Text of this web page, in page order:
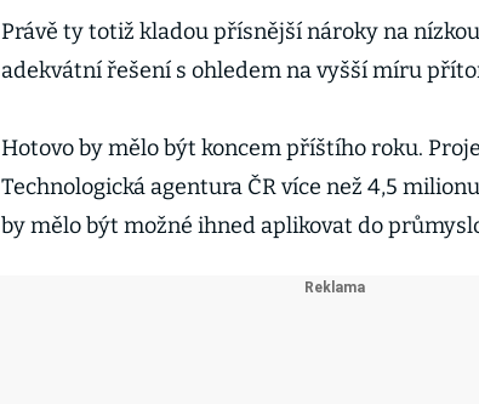
Právě ty totiž kladou přísnější nároky na
adekvátní řešení s ohledem na vyšší míru
Hotovo by mělo být koncem příštího roku.
Technologická agentura ČR více než 4,5
by mělo být možné ihned aplikovat do